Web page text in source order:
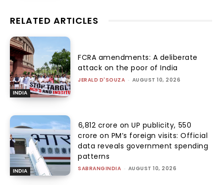
RELATED ARTICLES
INDIA
FCRA amendments: A deliberate
attack on the poor of India
JERALD D'SOUZA - AUGUST 10, 2026
INDIA
₹6,812 crore on UP publicity, ₹550
crore on PM’s foreign visits: Official
data reveals government spending
patterns
SABRANGINDIA - AUGUST 10, 2026